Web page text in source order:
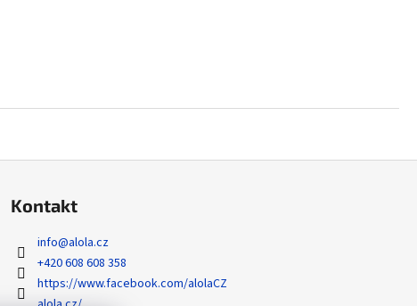
Kontakt
info@alola.cz
+420 608 608 358
https://www.facebook.com/alolaCZ